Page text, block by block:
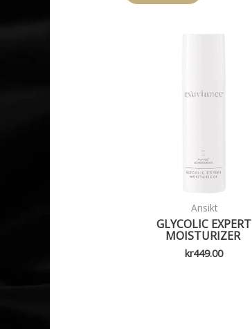
Ansikt
GLYCOLIC EXPERT
MOISTURIZER
kr449.00